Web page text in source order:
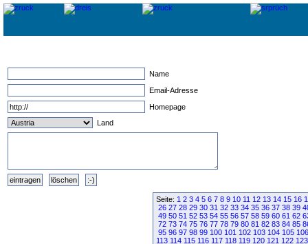
Name
Email-Adresse
Homepage
Land
Seite: 1 2 3 4 5 6 7 8 9 10 11 12 13 14 15 16
26 27 28 29 30 31 32 33 34 35 36 37 38 39
49 50 51 52 53 54 55 56 57 58 59 60 61 62
72 73 74 75 76 77 78 79 80 81 82 83 84 85
95 96 97 98 99 100 101 102 103 104 105 106
113 114 115 116 117 118 119 120 121 122 123